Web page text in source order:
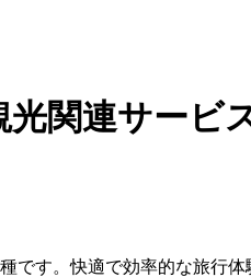
関連サービ
す。快適で効率的な旅行体